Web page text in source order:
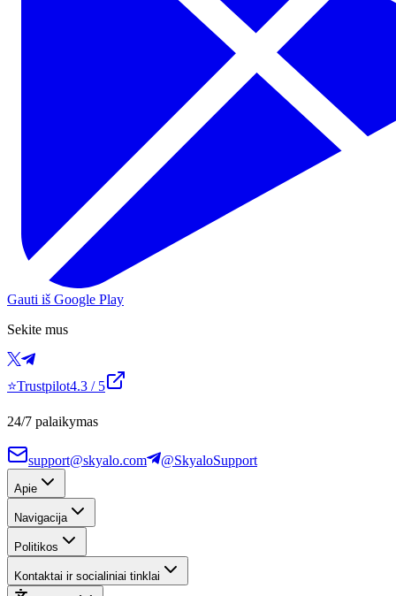
Gauti iš Google Play
Sekite mus
⭐Trustpilot4.3 / 5
24/7 palaikymas
support@skyalo.com @SkyaloSupport
Apie
Navigacija
Politikos
Kontaktai ir socialiniai tinklai